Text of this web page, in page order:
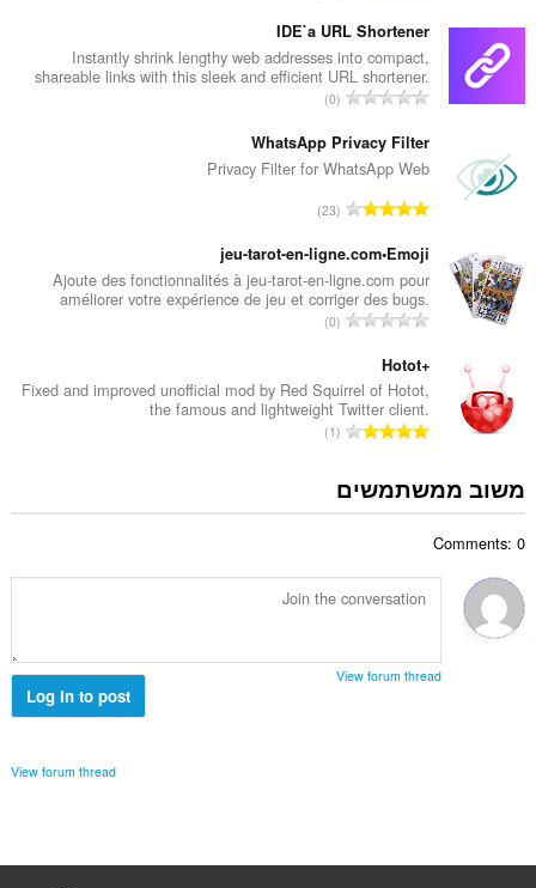
tray.
הרחבה
יכולה
ללשוניות
ולפעילות
הגלישה
פ
ר
ד
י
ו
ג
י
ם
:
IDE`a URL Shortener
Instantly shrink lengthy web addresses into compact,
shareable links with this sleek and efficient URL shortener.
מ
פ
ר
י
ו
ג
י
ם
0
WhatsApp Privacy Filter
Privacy Filter for WhatsApp Web
מ
פ
ר
ד
י
ג
י
ם
23
jeu-tarot-en-ligne.com•Emoji
Ajoute des fonctionnalités à jeu-tarot-en-ligne.com pour
améliorer votre expérience de jeu et corriger des bugs.
מ
ר
ד
י
ו
ג
:
0
Hotot+
Fixed and improved unofficial mod by Red Squirrel of Hotot,
the famous and lightweight Twitter client.
מ
ר
ר
ו
ם
1
משוב ממשתמשים
Comments: 0
View forum thread
Log in to post
View forum thread